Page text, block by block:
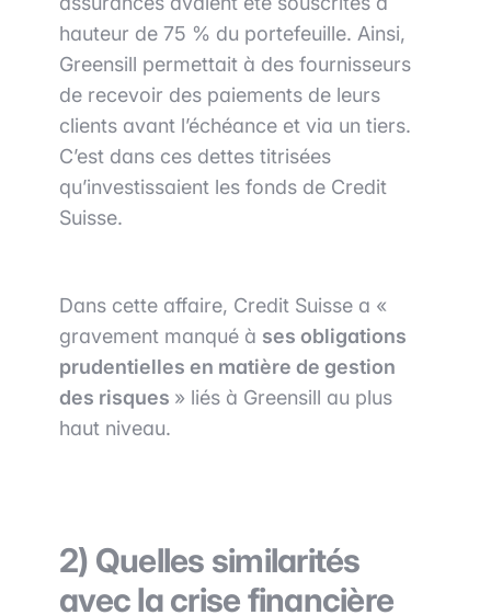
hauteur de 75 % du portefeuille. Ainsi,
Greensill permettait à des fournisseurs
de recevoir des paiements de leurs
clients avant l’échéance et via un tiers.
C’est dans ces dettes titrisées
qu’investissaient les fonds de Credit
Suisse.
Dans cette affaire, Credit Suisse a «
gravement manqué à ses obligations
prudentielles en matière de gestion
des risques » liés à Greensill au plus
haut niveau.
2) Quelles similarités
avec la crise financière